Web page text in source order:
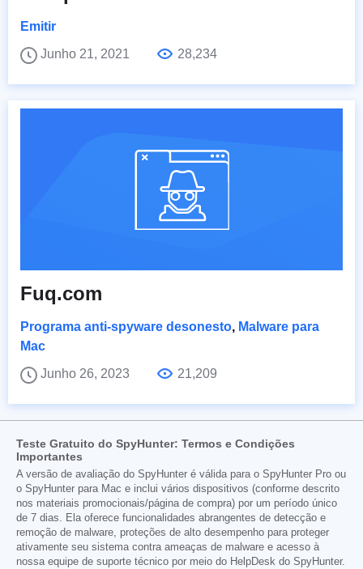
Emitir
Junho 21, 2021
28,234
Fuq.com
Programa anti-spyware desonesto, Malware para
Mac
Junho 26, 2023
21,209
Teste Gratuito do SpyHunter: Termos e Condições
Importantes
A versão de avaliação do SpyHunter é válida para o SpyHunter Pro ou
o SpyHunter para Mac e inclui vários dispositivos (conforme descrito
nos materiais promocionais/página de compra) por um período único
de 7 dias. Ela oferece funcionalidades abrangentes de detecção e
remoção de malware, proteções de alto desempenho para proteger
ativamente seu sistema contra ameaças de malware e acesso à
nossa equipe de suporte técnico por meio do HelpDesk do SpyHunter.